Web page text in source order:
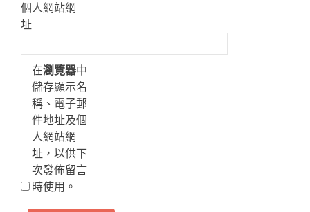
個人網站網
址
在瀏覽器中
儲存顯示名
稱、電子郵
件地址及個
人網站網
址，以供下
次發佈留言
時使用。